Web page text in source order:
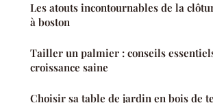
Les atouts incontournables de la
à boston
Tailler un palmier : conseils
croissance saine
Choisir sa table de jardin en bois de